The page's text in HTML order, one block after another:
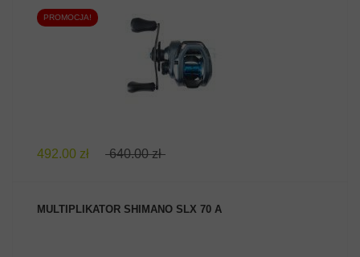
ZOBACZ PRODUKT
PROMOCJA!
492.00 zł 640.00 zł
MULTIPLIKATOR SHIMANO SLX 70 A